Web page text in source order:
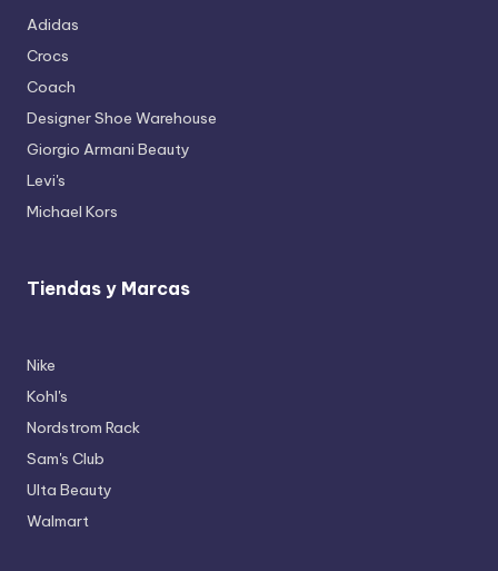
Adidas
Crocs
Coach
Designer Shoe Warehouse
Giorgio Armani Beauty
Levi's
Michael Kors
Tiendas y Marcas
Nike
Kohl's
Nordstrom Rack
Sam's Club
Ulta Beauty
Walmart